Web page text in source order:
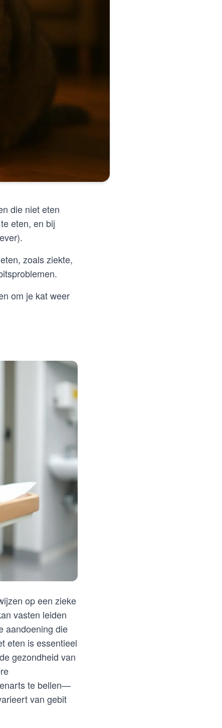
die niet eten
eten, en bij
zoals ziekte,
om je kat weer
op een zieke
vasten leiden
aandoening die
eten is essentieel
gezondheid van
te bellen—
van gebit